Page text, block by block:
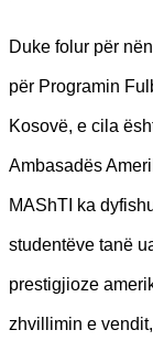
Duke folur për
për Programin
Kosovë, e cila
Ambasadës
MAShTI ka
studentëve tanë
prestigjioze
zhvillimin e